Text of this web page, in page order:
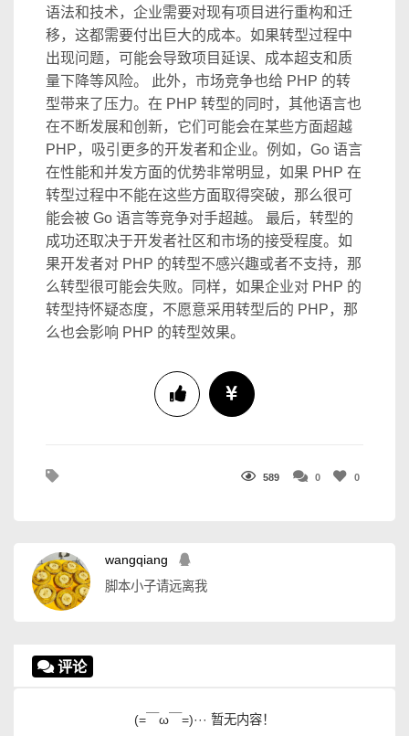
语法和技术，企业需要对现有项目进行重构和迁
移，这都需要付出巨大的成本。如果转型过程中
出现问题，可能会导致项目延误、成本超支和质
量下降等风险。 此外，市场竞争也给 PHP 的转
型带来了压力。在 PHP 转型的同时，其他语言也
在不断发展和创新，它们可能会在某些方面超越
PHP，吸引更多的开发者和企业。例如，Go 语言
在性能和并发方面的优势非常明显，如果 PHP 在
转型过程中不能在这些方面取得突破，那么很可
能会被 Go 语言等竞争对手超越。 最后，转型的
成功还取决于开发者社区和市场的接受程度。如
果开发者对 PHP 的转型不感兴趣或者不支持，那
么转型很可能会失败。同样，如果企业对 PHP 的
转型持怀疑态度，不愿意采用转型后的 PHP，那
么也会影响 PHP 的转型效果。
589 0 0
wangqiang
脚本小子请远离我
评论
(=￣ω￣=)··· 暂无内容！